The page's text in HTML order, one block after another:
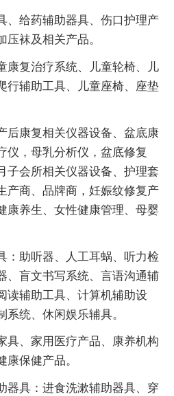
、给药辅助器具、伤口护理产
袜及相关产品。
康复治疗系统、儿童轮椅、儿
行辅助工具、儿童座椅、座垫
后康复相关仪器设备、盆底康
仪，母乳分析仪，盆底修复
子会所相关仪器设备、护理套
产商、品牌商，妊娠纹修复产
康养生、女性健康管理、母婴
：助听器、人工耳蜗、听力检
、盲文书写系统、言语沟通辅
读辅助工具、计算机辅助设
统、休闲娱乐辅具。
具、家用医疗产品、康养机构
保健产品。
器具：进食洗漱辅助器具、穿